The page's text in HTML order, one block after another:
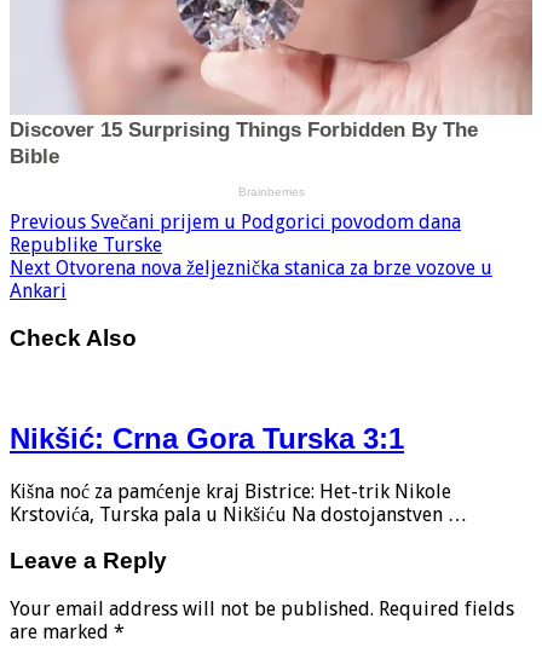
Previous Svečani prijem u Podgorici povodom dana
Republike Turske
Next Otvorena nova željeznička stanica za brze vozove u
Ankari
Check Also
Nikšić: Crna Gora Turska 3:1
Kišna noć za pamćenje kraj Bistrice: Het-trik Nikole
Krstovića, Turska pala u Nikšiću Na dostojanstven …
Leave a Reply
Your email address will not be published. Required fields
are marked *